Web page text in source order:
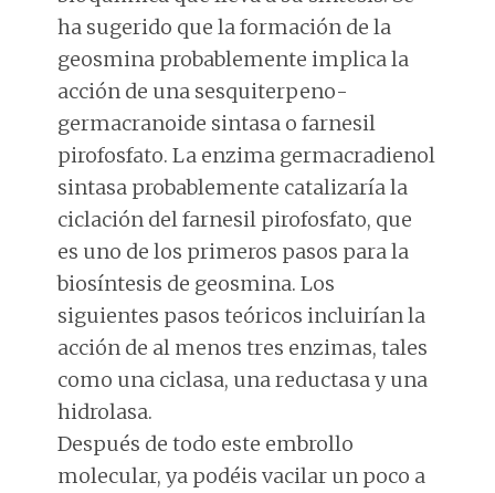
ha sugerido que la formación de la
geosmina probablemente implica la
acción de una sesquiterpeno-
germacranoide sintasa o farnesil
pirofosfato. La enzima germacradienol
sintasa probablemente catalizaría la
ciclación del farnesil pirofosfato, que
es uno de los primeros pasos para la
biosíntesis de geosmina. Los
siguientes pasos teóricos incluirían la
acción de al menos tres enzimas, tales
como una ciclasa, una reductasa y una
hidrolasa.
Después de todo este embrollo
molecular, ya podéis vacilar un poco a